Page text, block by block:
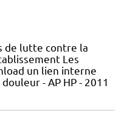
de lutte contre la
Les
un lien interne
- AP HP - 2011